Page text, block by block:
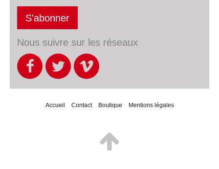
S'abonner
Nous suivre sur les réseaux
Accueil Contact Boutique Mentions légales